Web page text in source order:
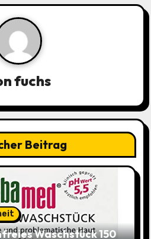
fuchs
Beitrag
Waschstück 150